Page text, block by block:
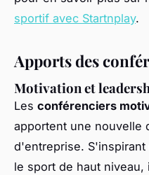
sportif avec Startnplay.
Apports des
Motivation et
Les conférenciers
apportent une nouvelle
d'entreprise.
le sport de haut niveau,